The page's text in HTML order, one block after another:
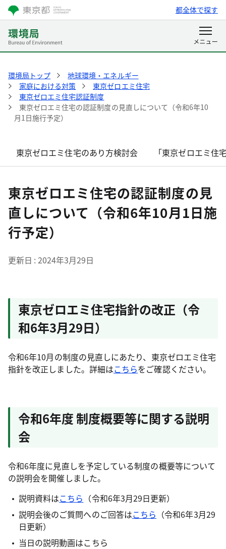
都全体で探す
環境局トップ
地球環境・エネルギー
家庭における対策
東京ゼロエミ住宅
東京ゼロエミ住宅認証制度
東京ゼロエミ住宅の認証制度の見直しについて（令和6年10
月1日施行予定）
東京ゼロエミ住宅のあり方検討会 「東京ゼロエミ住
東京ゼロエミ住宅の認証制度の見
直しについて（令和6年10月1日施
行予定）
更新日 2024年3月29日
東京ゼロエミ住宅指針の改正 （令
和6年3月29日）
令和6年10月の制度の見直しにあたり、東京ゼロエミ住宅
指針を改正しました。詳細はこちらをご確認ください。
令和6年度 制度概要等に関する説明
会
令和6年度に見直しを予定している制度の概要等について
の説明会を開催しました。
説明資料はこちら （令和6年3月29日更新）
説明会後のご質問へのご回答はこちら （令和6年3月29
日更新）
当日の説明動画はこちら